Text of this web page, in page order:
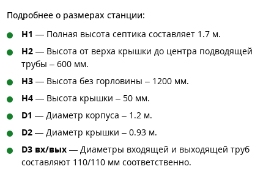
Подробнее о размерах станции:
H1 — Полная высота септика составляет 1.7 м.
H2 — Высота от верха крышки до центра подводящей
трубы – 600 мм.
H3 — Высота без горловины – 1200 мм.
H4 — Высота крышки – 50 мм.
D1 — Диаметр корпуса – 1.2 м.
D2 — Диаметр крышки – 0.93 м.
D3 вх/вых — Диаметры входящей и выходящей труб
составляют 110/110 мм соответственно.